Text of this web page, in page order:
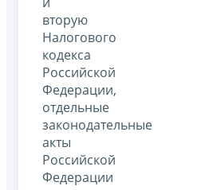
вторую
Налогового
кодекса
Российской
Федерации,
отдельные
законодательные
акты
Российской
Федерации